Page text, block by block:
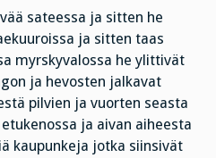
sateessa ja sitten he
ja sitten taas
myrskyvalossa he ylittivät
ja hevosten jalkavat
pilvien ja vuorten seasta
ja aivan aiheesta
kaupunkeja jotka siinsivät